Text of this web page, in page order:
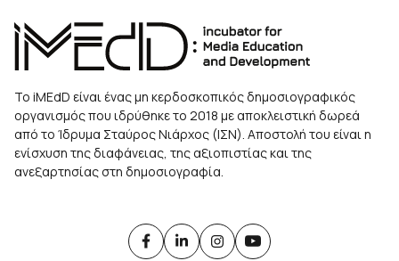
Το iMEdD είναι ένας μη κερδοσκοπικός δημοσιογραφικός
οργανισμός που ιδρύθηκε το 2018 με αποκλειστική δωρεά
από το Ίδρυμα Σταύρος Νιάρχος (ΙΣΝ). Αποστολή του είναι η
ενίσχυση της διαφάνειας, της αξιοπιστίας και της
ανεξαρτησίας στη δημοσιογραφία.